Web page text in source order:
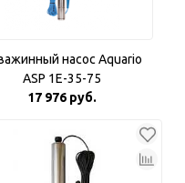
насос Aquario
ASP 1E-35-75
17 976 руб.